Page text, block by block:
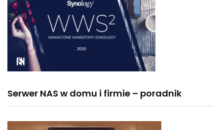
Serwer NAS w domu i firmie – poradnik